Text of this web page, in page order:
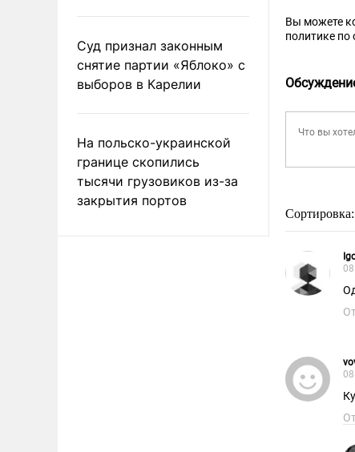
Суд признал законным
снятие партии «Яблоко» с
выборов в Карелии
На польско-украинской
границе скопились
тысячи грузовиков из-за
закрытия портов
Вы можете
политике
Сортировка: